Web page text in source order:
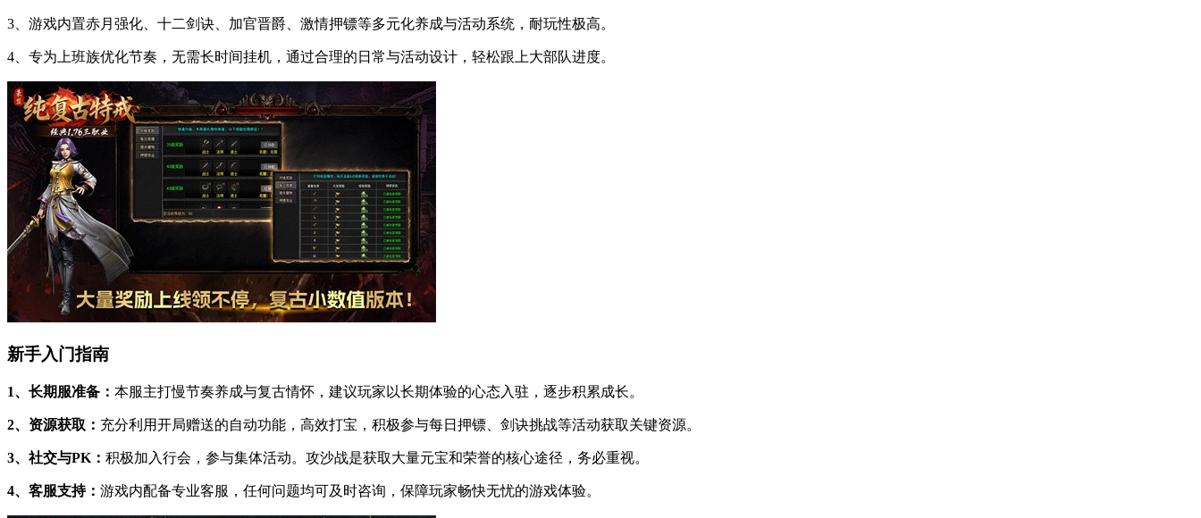
3、游戏内置赤月强化、十二剑诀、加官晋爵、激情押镖等多元化养成与活动系统，耐玩性极高。
4、专为上班族优化节奏，无需长时间挂机，通过合理的日常与活动设计，轻松跟上大部队进度。
新手入门指南
1、长期服准备： 本服主打慢节奏养成与复古情怀，建议玩家以长期体验的心态入驻，逐步积累成长。
2、资源获取： 充分利用开局赠送的自动功能，高效打宝，积极参与每日押镖、剑诀挑战等活动获取关键资源。
3、社交与PK： 积极加入行会，参与集体活动。攻沙战是获取大量元宝和荣誉的核心途径，务必重视。
4、客服支持： 游戏内配备专业客服，任何问题均可及时咨询，保障玩家畅快无忧的游戏体验。